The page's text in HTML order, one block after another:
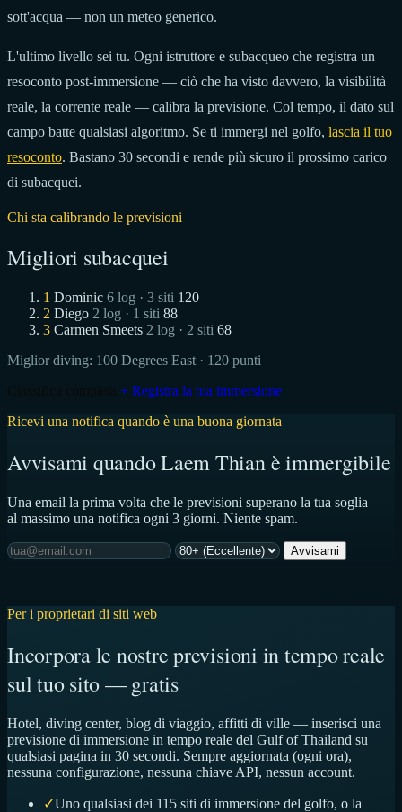
sott'acqua — non un meteo generico.
L'ultimo livello sei tu. Ogni istruttore e subacqueo che registra un
resoconto post-immersione — ciò che ha visto davvero, la visibilità
reale, la corrente reale — calibra la previsione. Col tempo, il dato sul
campo batte qualsiasi algoritmo. Se ti immergi nel golfo, lascia il tuo
resoconto. Bastano 30 secondi e rende più sicuro il prossimo carico
di subacquei.
Chi sta calibrando le previsioni
Migliori subacquei
1 Dominic 6 log · 3 siti 120
2 Diego 2 log · 1 siti 88
3 Carmen Smeets 2 log · 2 siti 68
Miglior diving: 100 Degrees East · 120 punti
+ Registra la tua immersione
Ricevi una notifica quando è una buona giornata
Avvisami quando Laem Thian è immergibile
Una email la prima volta che le previsioni superano la tua soglia —
al massimo una notifica ogni 3 giorni. Niente spam.
Avvisami
Per i proprietari di siti web
Incorpora le nostre previsioni in tempo reale
sul tuo sito — gratis
Hotel, diving center, blog di viaggio, affitti di ville — inserisci una
previsione di immersione in tempo reale del Gulf of Thailand su
qualsiasi pagina in 30 secondi. Sempre aggiornata (ogni ora),
nessuna configurazione, nessuna chiave API, nessun account.
✓Uno qualsiasi dei 115 siti di immersione del golfo, o la